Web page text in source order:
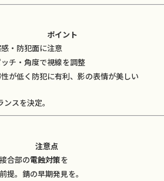
ポイント
・防犯面に注意
チ・角度で視線を調整
が低く防犯に有利、影の表情が美しい
ンスを決定。
注意点
合部の電蝕対策を
提。錆の早期発見を。